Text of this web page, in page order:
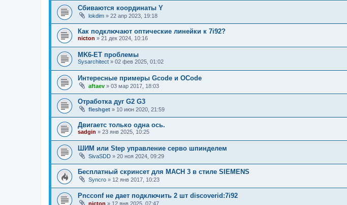
Сбиваются координаты Y
lokdim » 22 апр 2023, 19:18
Как подключают оптические линейки к 7i92?
nicton » 21 дек 2024, 10:16
MK6-ET проблемы
Sysarchitect » 02 фев 2025, 01:02
Интересные примеры Gcode и OCode
aftaev » 03 мар 2017, 18:03
Отработка дуг G2 G3
fleshget » 10 июн 2020, 21:59
Двигаетс только одна ось.
sadgin » 23 янв 2025, 10:25
ШИМ или Step управление серво шпинделем
SivaSDD » 20 ноя 2024, 09:29
Бесплатный скринсет для MACH 3 в стиле SIEMENS
Syncro » 12 янв 2017, 10:23
Pncconf не дает подключить 2 шт discoverid:7i92
nicton » 12 янв 2025, 07:47